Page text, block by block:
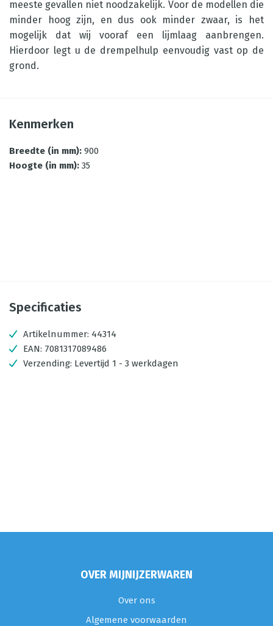
meeste gevallen niet noodzakelijk. Voor de modellen die
minder hoog zijn, en dus ook minder zwaar, is het
mogelijk dat wij vooraf een lijmlaag aanbrengen.
Hierdoor legt u de drempelhulp eenvoudig vast op de
grond.
Kenmerken
Breedte (in mm): 900
Hoogte (in mm): 35
Specificaties
Artikelnummer: 44314
EAN: 7081317089486
Verzending: Levertijd 1 - 3 werkdagen
OVER MIJNIJZERWAREN
Over ons
Algemene voorwaarden